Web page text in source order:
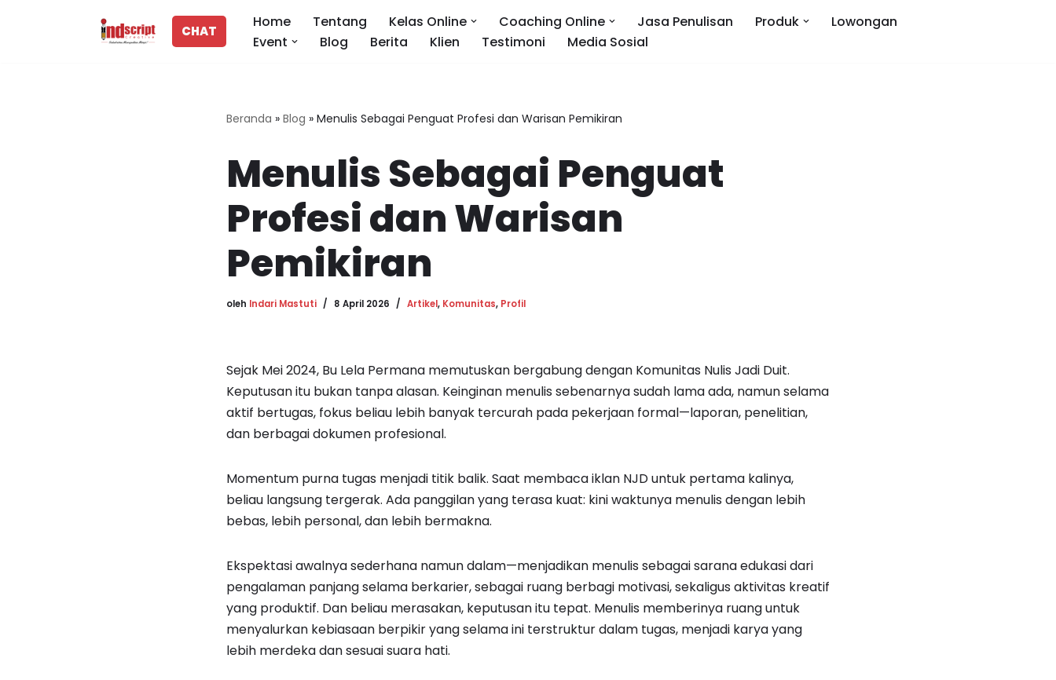
CHAT
Home Tentang Kelas Online Coaching Online Jasa Penulisan Produk
Lowongan
Event
Blog Berita Klien Testimoni Media Sosial
Beranda » Blog » Menulis Sebagai Penguat Profesi dan Warisan Pemikiran
Menulis Sebagai Penguat
Profesi dan Warisan
Pemikiran
oleh Indari Mastuti 8 April 2026 Artikel, Komunitas, Profil
Sejak Mei 2024, Bu Lela Permana memutuskan bergabung dengan Komunitas Nulis Jadi Duit.
Keputusan itu bukan tanpa alasan. Keinginan menulis sebenarnya sudah lama ada, namun selama
aktif bertugas, fokus beliau lebih banyak tercurah pada pekerjaan formal—laporan, penelitian,
dan berbagai dokumen profesional.
Momentum purna tugas menjadi titik balik. Saat membaca iklan NJD untuk pertama kalinya,
beliau langsung tergerak. Ada panggilan yang terasa kuat: kini waktunya menulis dengan lebih
bebas, lebih personal, dan lebih bermakna.
Ekspektasi awalnya sederhana namun dalam—menjadikan menulis sebagai sarana edukasi dari
pengalaman panjang selama berkarier, sebagai ruang berbagi motivasi, sekaligus aktivitas kreatif
yang produktif. Dan beliau merasakan, keputusan itu tepat. Menulis memberinya ruang untuk
menyalurkan kebiasaan berpikir yang selama ini terstruktur dalam tugas, menjadi karya yang
lebih merdeka dan sesuai suara hati.